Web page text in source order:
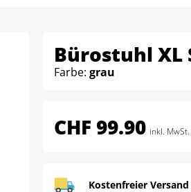
Bürostuhl XL
Farbe: grau
CHF 99.90 inkl. MwSt.
Kostenfreier